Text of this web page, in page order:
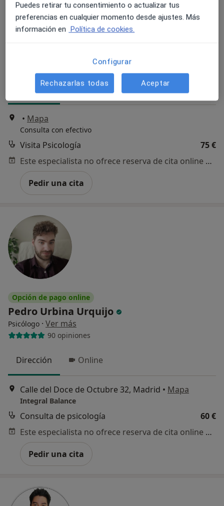
Opción de pago online
118 opiniones
Dirección Online
• Mapa
Consulta con efectivo
Visita Psicología
75 €
Este especialista no ofrece reserva de cita online en esta dirección.
Pedir una cita
Opción de pago online
Pedro Urbina Urquijo
Psicólogo · Ver más
90 opiniones
Dirección Online
Calle del Doce de Octubre 32, Madrid • Mapa
Integral Balance
Consulta de psicología
60 €
Este especialista no ofrece reserva de cita online en esta dirección.
Pedir una cita
Puedes retirar tu consentimiento o actualizar tus
preferencias en cualquier momento desde ajustes. Más
información en Política de cookies.
Configurar
Rechazarlas todas Aceptar